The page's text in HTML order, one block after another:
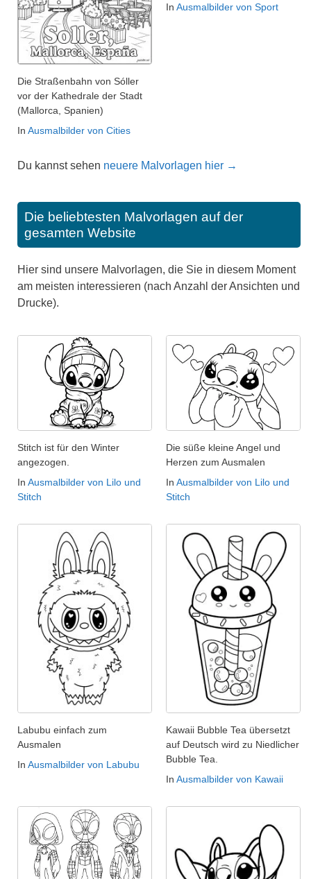
Die Straßenbahn von Sóller
vor der Kathedrale der Stadt
(Mallorca, Spanien)
In Ausmalbilder von Cities
In Ausmalbilder von Sport
Du kannst sehen neuere Malvorlagen hier →
Die beliebtesten Malvorlagen auf der
gesamten Website
Hier sind unsere Malvorlagen, die Sie in diesem Moment
am meisten interessieren (nach Anzahl der Ansichten und
Drucke).
Stitch ist für den Winter
angezogen.
In Ausmalbilder von Lilo und
Stitch
Die süße kleine Angel und
Herzen zum Ausmalen
In Ausmalbilder von Lilo und
Stitch
Labubu einfach zum
Ausmalen
In Ausmalbilder von Labubu
Kawaii Bubble Tea übersetzt
auf Deutsch wird zu Niedlicher
Bubble Tea.
In Ausmalbilder von Kawaii